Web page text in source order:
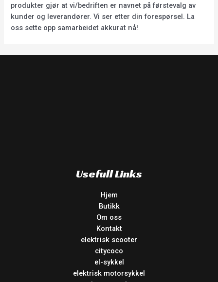
produkter gjør at vi/bedriften er navnet på førstevalg av
kunder og leverandører. Vi ser etter din forespørsel. La
oss sette opp samarbeidet akkurat nå!
Usefull Links
Hjem
Butikk
Om oss
Kontakt
elektrisk scooter
citycoco
el-sykkel
elektrisk motorsykkel